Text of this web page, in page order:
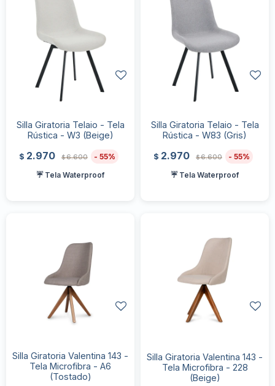
Silla Giratoria Telaio - Tela
Rústica - W3 (Beige)
$ 2.970 $6.600
55
☔ Tela Waterproof
Silla Giratoria Telaio - Tela
Rústica - W83 (Gris)
$ 2.970 $6.600
55
☔ Tela Waterproof
Silla Giratoria Valentina 143 -
Tela Microfibra - A6
(Tostado)
Silla Giratoria Valentina 143 -
Tela Microfibra - 228
(Beige)